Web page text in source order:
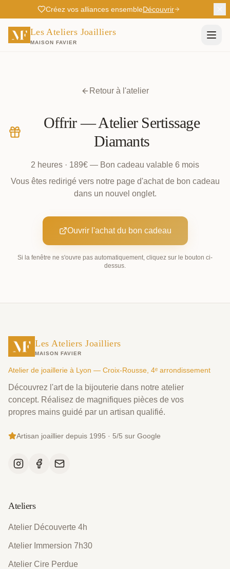
Créez vos alliances ensembleDécouvrir
Les Ateliers Joailliers
MAISON FAVIER
Retour à l'atelier
Offrir —Atelier Sertissage
Diamants
2 heures · 189€ — Bon cadeau valable 6 mois
Vous êtes redirigé vers notre page d'achat de bon cadeau
dans un nouvel onglet.
Ouvrir l'achat du bon cadeau
Si la fenêtre ne s'ouvre pas automatiquement, cliquez sur le bouton ci-
dessus.
Les Ateliers Joailliers
MAISON FAVIER
Atelier de joaillerie à Lyon — Croix-Rousse, 4ᵉ arrondissement
Découvrez l'art de la bijouterie dans notre atelier
concept. Réalisez de magnifiques pièces de vos
propres mains guidé par un artisan qualifié.
Artisan joaillier depuis 1995 · 5/5 sur Google
Ateliers
Atelier Découverte 4h
Atelier Immersion 7h30
Atelier Cire Perdue